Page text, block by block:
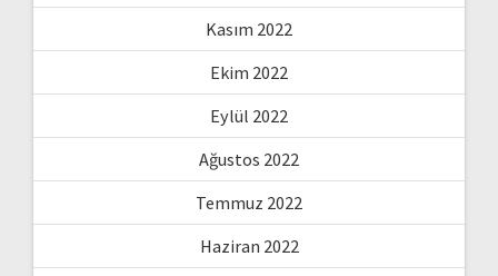
Kasım 2022
Ekim 2022
Eylül 2022
Ağustos 2022
Temmuz 2022
Haziran 2022